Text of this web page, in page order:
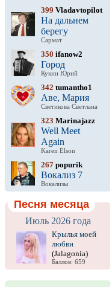
399 Vladavtopilot
На дальнем
берегу
Сармат
350 ifanow2
Город
Кукин Юрий
342 tumantho1
Аве, Мария
Светикова Светлана
323 Marinajazz
Well Meet
Again
Karen Elson
267 popurik
Вокализ 7
Вокализы
Песня месяца
Июль 2026 года
Крылья моей
любви
(Jalagonia)
Баллов: 659